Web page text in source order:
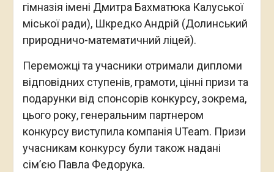
гімназія імені Дмитра Бахматюка Калуської
міської ради), Шкредко Андрій (Долинський
природничо-математичний ліцей).
Переможці та учасники отримали дипломи
відповідних ступенів, грамоти, цінні призи та
подарунки від спонсорів конкурсу, зокрема,
цього року, генеральним партнером
конкурсу виступила компанія UTeam. Призи
учасникам конкурсу були також надані
сім’єю Павла Федорука.